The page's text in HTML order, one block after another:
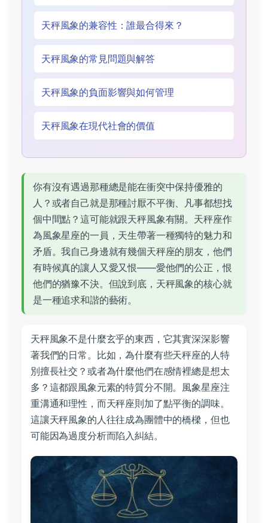
天秤風象的兼容性：誰最合得來？
天秤風象的常見問題與解答
天秤風象的負面影響與如何管理
天秤風象在現代社會的價值
你有沒有遇過那種總是能在衝突中保持優雅的
人？或者自己就是那種討厭不平衡、凡事都想找
個中間點？這可能就跟天秤風象有關。天秤座作
為風象星座的一員，天生帶著一種獨特的魅力和
矛盾。我自己身邊就有幾個天秤座的朋友，他們
有時候真的讓人又愛又恨——愛他們的公正，恨
他們的猶豫不決。但說到底，天秤風象的核心就
是一種追求和諧的藝術。
天秤風象不是什麼玄乎的東西，它其實深深影響
著我們的日常。比如，為什麼有些天秤座的人特
別擅長社交？或者為什麼他們在感情裡總是想太
多？這都跟風象元素的特質分不開。風象星座注
重溝通和理性，而天秤座則加了點平衡的調味。
這讓天秤風象的人往往成為團體中的橋樑，但也
可能因為過度分析而陷入糾結。